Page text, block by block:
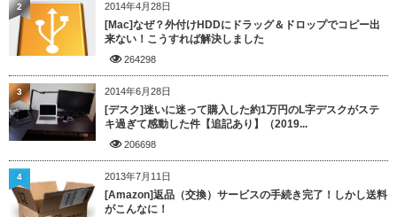
2014年4月28日
[Mac]なぜ？外付けHDDにドラッグ＆ドロップでコピー出
来ない！こうすれば解決しました
264298
2
2014年6月28日
[デスク]迷いに迷って購入した約1万円のL字デスクがステ
キ過ぎて感動した件【追記あり】（2019...
206698
3
2013年7月11日
[Amazon]返品（交換）サービスの手続き完了！しかし送料
がこんなに！
4